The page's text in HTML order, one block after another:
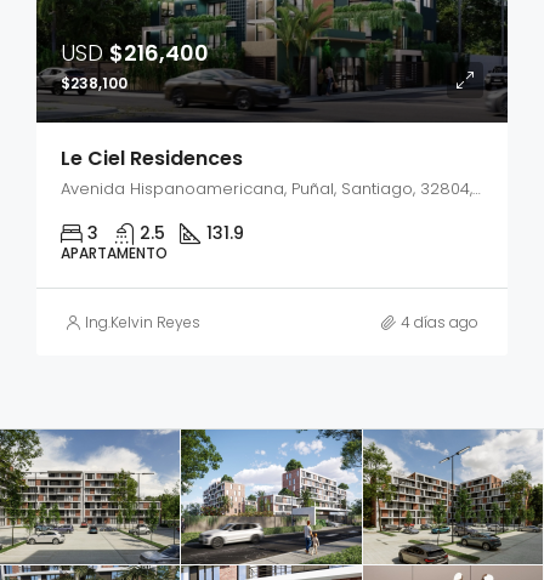
USD$216,400
$238,100
Le Ciel Residences
Avenida Hispanoamericana, Puñal, Santiago, 32804, República Dominicana
3 2.5 131.9
APARTAMENTO
Ing.Kelvin Reyes 4 días ago